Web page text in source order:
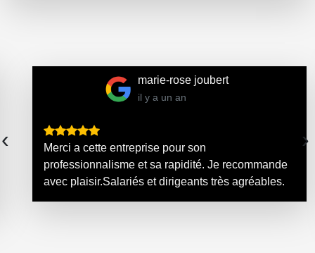
Alain Galmard
il y a un an
Bonjour je viens de faire poser pour mon escalier
extérieur des marches en pierre. Le travail de la
société sols piles et gouts est excellent je conseil
cette entreprise pour les personnes comme moi
q...
‹ ›